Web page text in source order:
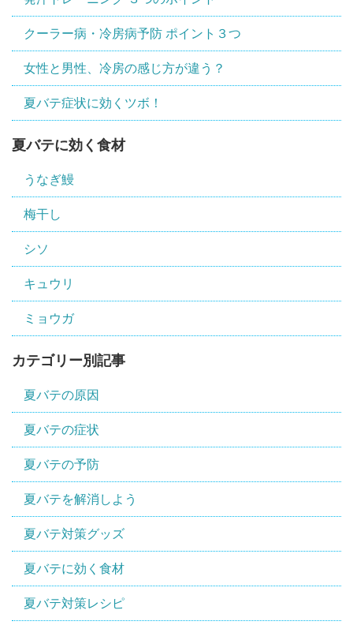
クーラー病・冷房病予防 ポイント３つ
女性と男性、冷房の感じ方が違う？
夏バテ症状に効くツボ！
夏バテに効く食材
うなぎ鰻
梅干し
シソ
キュウリ
ミョウガ
カテゴリー別記事
夏バテの原因
夏バテの症状
夏バテの予防
夏バテを解消しよう
夏バテ対策グッズ
夏バテに効く食材
夏バテ対策レシピ